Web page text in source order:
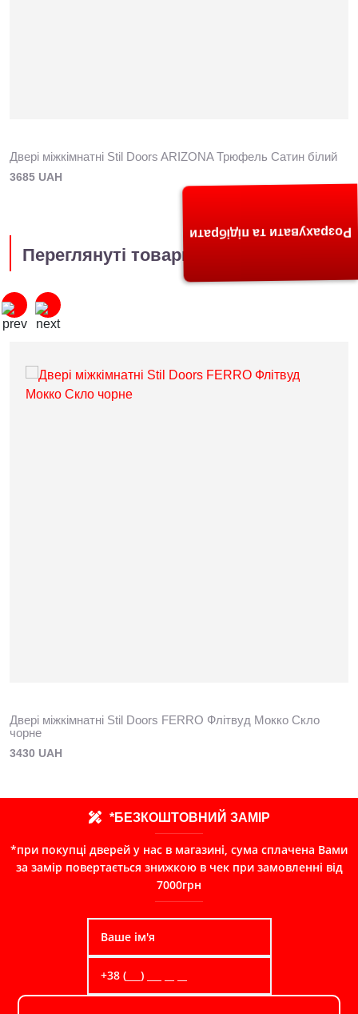
Двері міжкімнатні Stil Doors ARIZONA Трюфель Сатин білий
3685 UAH
Переглянуті товари
Двері міжкімнатні Stil Doors FERRO Флітвуд Мокко Скло
чорне
3430 UAH
*БЕЗКОШТОВНИЙ ЗАМІР
*при покупці дверей у нас в магазині, сума сплачена Вами
за замір повертається знижкою в чек при замовленні від
7000грн
Розрахувати та підібрати